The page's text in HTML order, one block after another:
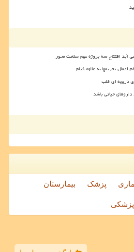
آید افتتاح سه پروژه مهم سلامت محور
تحریمها به علاوه فیلم
دریچه ای قلب
حیاتی باشد
پزشک بیمارستان
پزشکی